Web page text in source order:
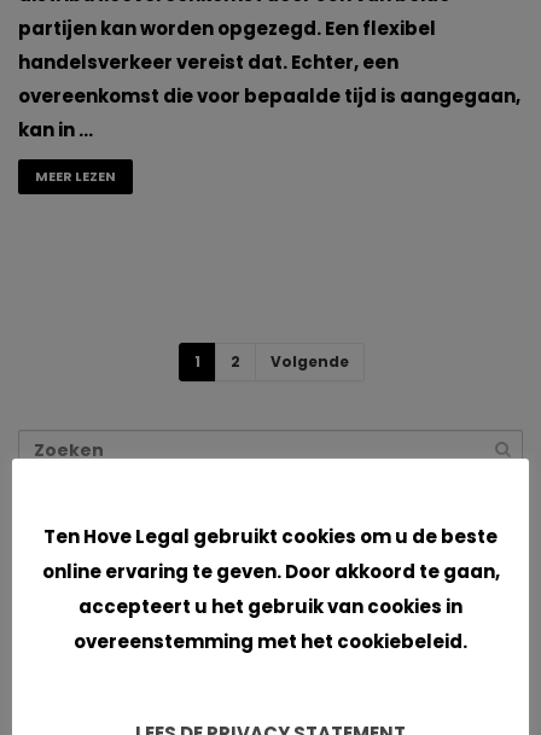
partijen kan worden opgezegd. Een flexibel
handelsverkeer vereist dat. Echter, een
overeenkomst die voor bepaalde tijd is aangegaan,
kan in …
MEER LEZEN
1 2 Volgende
Recente berichten
Een nieuw begin!
Geen inbreuk op Diamondclean tandenborstel van
Ten Hove Legal gebruikt cookies om u de beste
online ervaring te geven. Door akkoord te gaan,
accepteert u het gebruik van cookies in
overeenstemming met het cookiebeleid.